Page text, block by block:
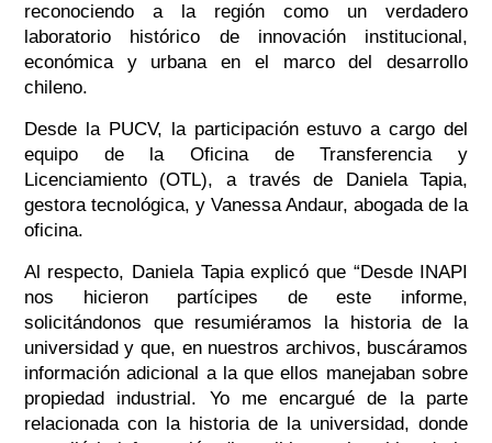
reconociendo a la región como un verdadero
laboratorio histórico de innovación institucional,
económica y urbana en el marco del desarrollo
chileno.
Desde la PUCV, la participación estuvo a cargo del
equipo de la Oficina de Transferencia y
Licenciamiento (OTL), a través de Daniela Tapia,
gestora tecnológica, y Vanessa Andaur, abogada de la
oficina.
Al respecto, Daniela Tapia explicó que “Desde INAPI
nos hicieron partícipes de este informe,
solicitándonos que resumiéramos la historia de la
universidad y que, en nuestros archivos, buscáramos
información adicional a la que ellos manejaban sobre
propiedad industrial. Yo me encargué de la parte
relacionada con la historia de la universidad, donde